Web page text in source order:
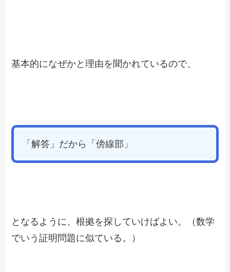
基本的になぜかと理由を聞かれているので、
「解答」だから「傍線部」
となるように、根拠を探していけばよい。（数学
でいう証明問題に似ている。）